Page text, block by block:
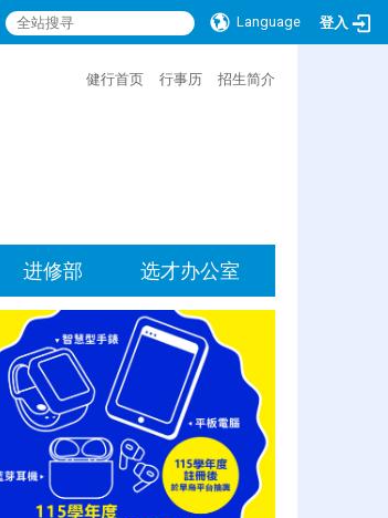
Language 登入
健行首页 行事历 招生简介
进修部 选才办公室